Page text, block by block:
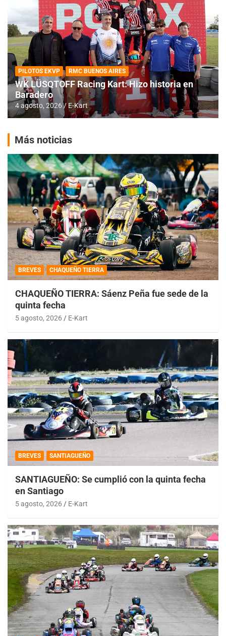
PILOTOS EKVP RMC BUENOS AIRES
WK LÜSQTOFF Racing Kart: Hizo historia en
Baradero
4 agosto, 2026 E-Kart
Más noticias
BREVES CHAQUEÑO TIERRA
CHAQUEÑO TIERRA: Sáenz Peña fue sede de la
quinta fecha
5 agosto, 2026 E-Kart
BREVES SANTIAGUEÑO
SANTIAGUEÑO: Se cumplió con la quinta fecha
en Santiago
5 agosto, 2026 E-Kart